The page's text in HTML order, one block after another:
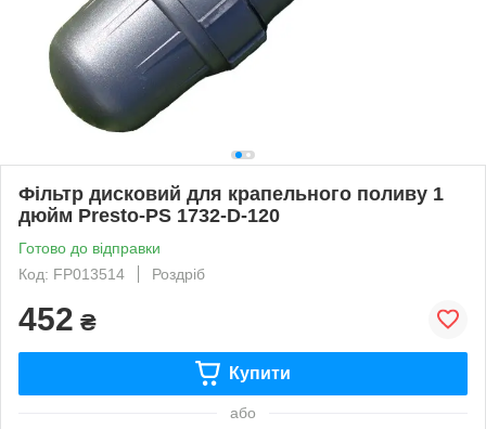
Фільтр дисковий для крапельного поливу 1
дюйм Presto-PS 1732-D-120
Готово до відправки
Код: FP013514
Роздріб
452 ₴
Купити
або